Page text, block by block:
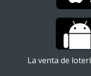
La venta de